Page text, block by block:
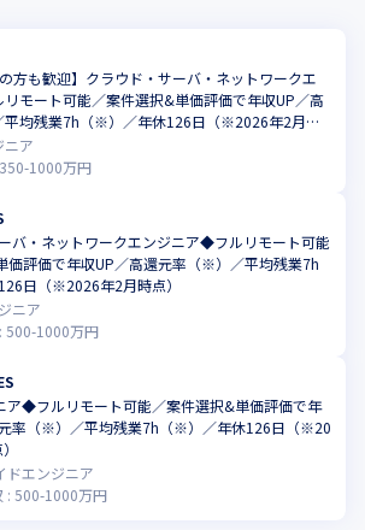
の方も歓迎】クラウド・サーバ・ネットワークエ
モート可能／案件選択&単価評価で年収UP／高
均残業7h（※）／年休126日（※2026年2月時
ニア
350-1000万円
バ・ネットワークエンジニア◆フルリモート可能
価評価で年収UP／高還元率（※）／平均残業7h
日（※2026年2月時点）
ニア
500-1000万円
ア◆フルリモート可能／案件選択&単価評価で年
率（※）／平均残業7h（※）／年休126日（※20
ドエンジニア
:500-1000万円